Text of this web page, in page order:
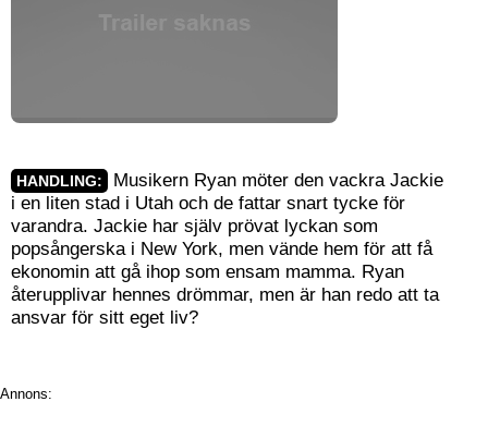
HANDLING:
Musikern Ryan möter den vackra Jackie
i en liten stad i Utah och de fattar snart tycke för
varandra. Jackie har själv prövat lyckan som
popsångerska i New York, men vände hem för att få
ekonomin att gå ihop som ensam mamma. Ryan
återupplivar hennes drömmar, men är han redo att ta
ansvar för sitt eget liv?
Annons: